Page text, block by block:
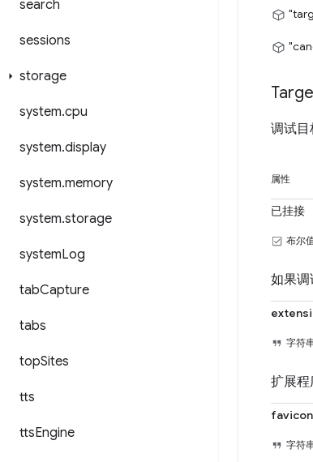
search
sessions
storage
system.cpu
system.display
system.memory
system.storage
systemLog
tabCapture
tabs
topSites
tts
ttsEngine
调试
属性
已挂接
布尔
如果调
字符
扩展程
字符